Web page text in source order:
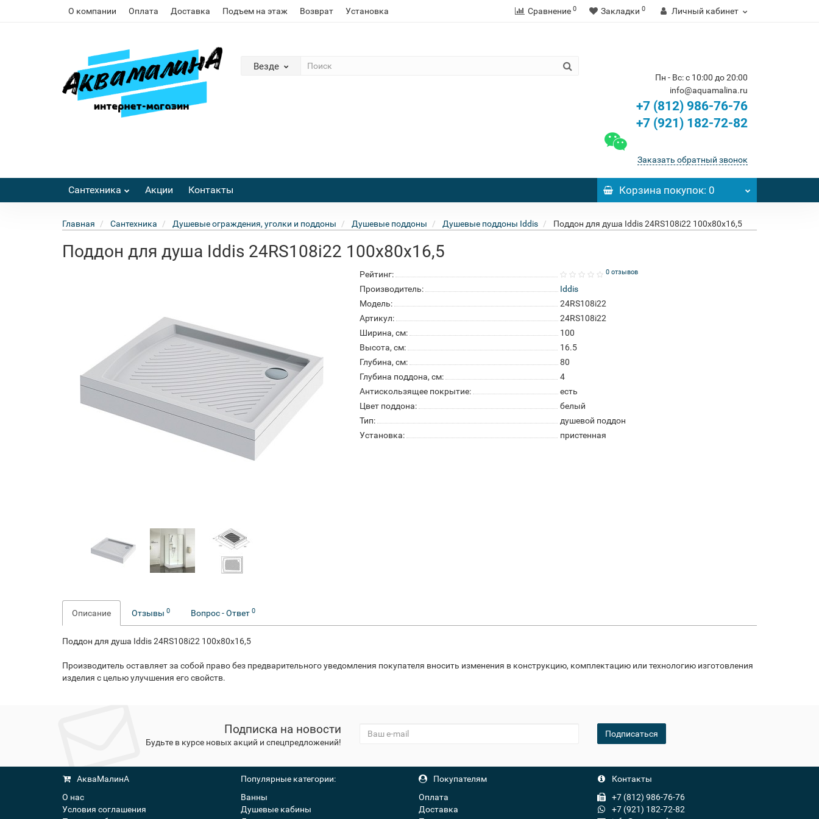
О компании Оплата Доставка Подъем на этаж Возврат Установка Сравнение 0 Закладки 0 Личный кабинет
Везде
Пн - Вс: с 10:00 до 20:00
info@aquamalina.ru
+7 (812) 986-76-76
+7 (921) 182-72-82
Заказать обратный звонок
Сантехника Акции Контакты Корзинапокупок: 0
Главная Сантехника Душевые ограждения, уголки и поддоны Душевые поддоны Душевые поддоны Iddis Поддон для душа Iddis 24RS108i22 100x80x16,5
Поддон для душа Iddis 24RS108i22 100x80x16,5
Рейтинг: 0 отзывов
Производитель:
Iddis
Модель:
24RS108i22
Артикул:
24RS108i22
Ширина, см:
100
Высота, см:
16.5
Глубина, см:
80
Глубина поддона, см:
4
Антискользящее покрытие:
есть
Цвет поддона:
белый
Тип:
душевой поддон
Установка:
пристенная
Описание Отзывы 0 Вопрос - Ответ 0
Поддон для душа Iddis 24RS108i22 100x80x16,5
Производитель оставляет за собой право без предварительного уведомления покупателя вносить изменения в конструкцию, комплектацию или технологию изготовления
изделия с целью улучшения его свойств.
Подписка на новости
Будьте в курсе новых акций и спецпредложений!
Подписаться
АкваМалинА
О нас
Условия соглашения
Популярные категории:
Ванны
Душевые кабины
Покупателям
Оплата
Доставка
Контакты
+7 (812) 986-76-76
+7 (921) 182-72-82